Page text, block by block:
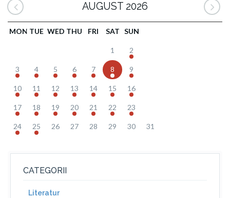
AUGUST 2026
MON TUE WED THU FRI SAT SUN
1 2
3 4 5 6 7 8 9
10 11 12 13 14 15 16
17 18 19 20 21 22 23
24 25 26 27 28 29 30 31
CATEGORII
Literatur